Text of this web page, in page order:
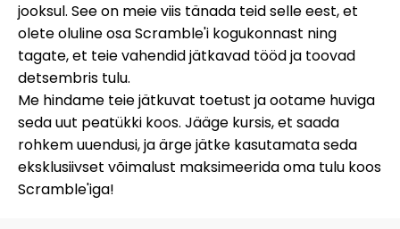
jooksul. See on meie viis tänada teid selle eest, et
olete oluline osa Scramble'i kogukonnast ning
tagate, et teie vahendid jätkavad tööd ja toovad
detsembris tulu.
Me hindame teie jätkuvat toetust ja ootame huviga
seda uut peatükki koos. Jääge kursis, et saada
rohkem uuendusi, ja ärge jätke kasutamata seda
eksklusiivset võimalust maksimeerida oma tulu koos
Scramble'iga!